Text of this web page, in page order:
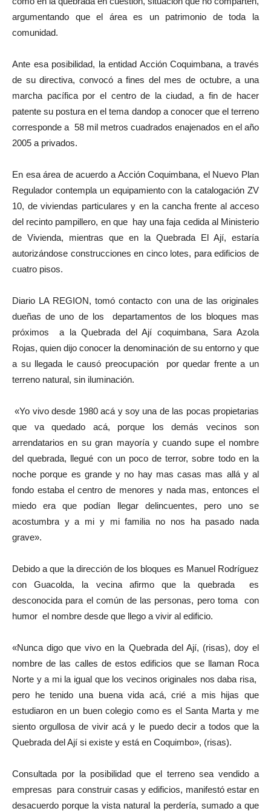
argumentando que el área es un patrimonio de toda la
comunidad.
Ante esa posibilidad, la entidad Acción Coquimbana, a través
de su directiva, convocó a fines del mes de octubre, a una
marcha pacífica por el centro de la ciudad, a fin de hacer
patente su postura en el tema dandop a conocer que el terreno
corresponde a 58 mil metros cuadrados enajenados en el año
2005 a privados.
En esa área de acuerdo a Acción Coquimbana, el Nuevo Plan
Regulador contempla un equipamiento con la catalogación ZV
10, de viviendas particulares y en la cancha frente al acceso
del recinto pampillero, en que hay una faja cedida al Ministerio
de Vivienda, mientras que en la Quebrada El Ají, estaría
autorizándose construcciones en cinco lotes, para edificios de
cuatro pisos.
Diario LA REGION, tomó contacto con una de las originales
dueñas de uno de los departamentos de los bloques mas
próximos a la Quebrada del Ají coquimbana, Sara Azola
Rojas, quien dijo conocer la denominación de su entorno y que
a su llegada le causó preocupación por quedar frente a un
terreno natural, sin iluminación.
«Yo vivo desde 1980 acá y soy una de las pocas propietarias
que va quedado acá, porque los demás vecinos son
arrendatarios en su gran mayoría y cuando supe el nombre
del quebrada, llegué con un poco de terror, sobre todo en la
noche porque es grande y no hay mas casas mas allá y al
fondo estaba el centro de menores y nada mas, entonces el
miedo era que podían llegar delincuentes, pero uno se
acostumbra y a mi y mi familia no nos ha pasado nada
grave».
Debido a que la dirección de los bloques es Manuel Rodríguez
con Guacolda, la vecina afirmo que la quebrada es
desconocida para el común de las personas, pero toma con
humor el nombre desde que llego a vivir al edificio.
«Nunca digo que vivo en la Quebrada del Ají, (risas), doy el
nombre de las calles de estos edificios que se llaman Roca
Norte y a mi la igual que los vecinos originales nos daba risa,
pero he tenido una buena vida acá, crié a mis hijas que
estudiaron en un buen colegio como es el Santa Marta y me
siento orgullosa de vivir acá y le puedo decir a todos que la
Quebrada del Ají si existe y está en Coquimbo», (risas).
Consultada por la posibilidad que el terreno sea vendido a
empresas para construir casas y edificios, manifestó estar en
desacuerdo porque la vista natural la perdería, sumado a que